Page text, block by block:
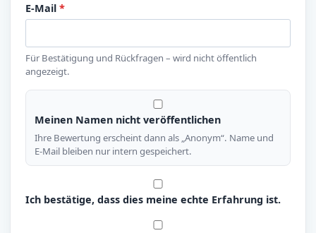
E-Mail*
Für Bestätigung und Rückfragen – wird nicht öffentlich
angezeigt.
Meinen Namen nicht veröffentlichen
Ihre Bewertung erscheint dann als „Anonym“. Name und
E-Mail bleiben nur intern gespeichert.
Ich bestätige, dass dies meine echte Erfahrung ist.